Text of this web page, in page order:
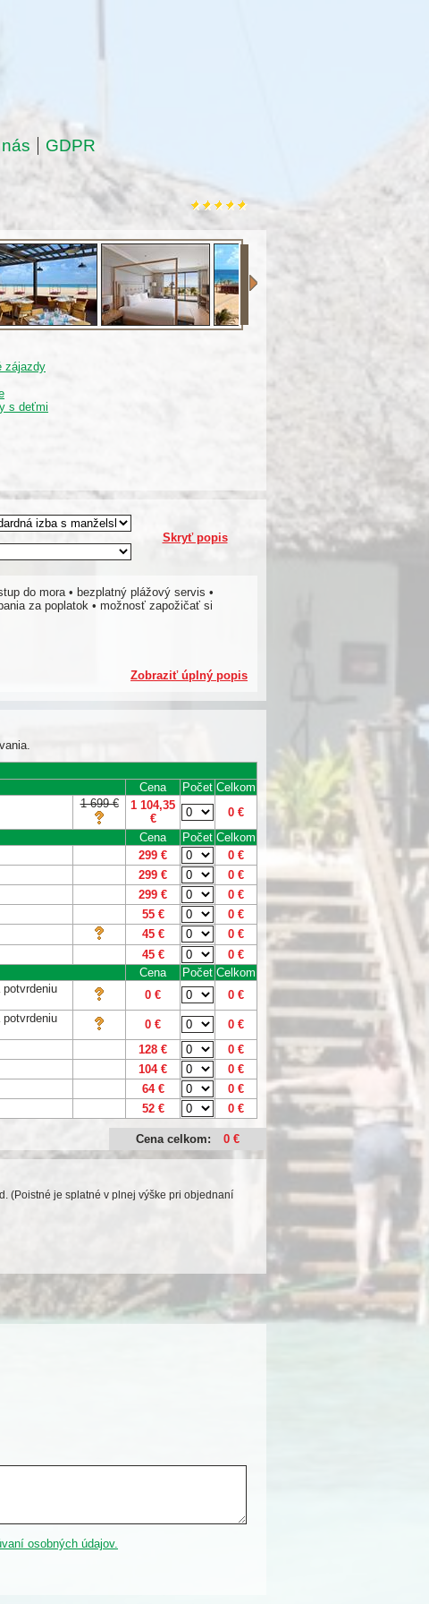
GDPR
zájazdy
s deťmi
Skryť popis
do mora • bezplatný plážový servis •
za poplatok • možnosť zapožičať si
Zobraziť úplný popis
Cena Počet Celkom
1 699 €
1 104,35
€
0 €
Cena Počet Celkom
299 € 0 €
299 € 0 €
299 € 0 €
55 € 0 €
45 € 0 €
45 € 0 €
Cena Počet Celkom
0 € 0 €
potvrdeniu
0 € 0 €
128 € 0 €
104 € 0 €
64 € 0 €
52 € 0 €
Cena celkom: 0 €
(Poistné je splatné v plnej výške pri objednaní
osobných údajov.